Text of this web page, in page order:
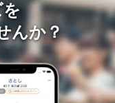
んか？